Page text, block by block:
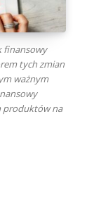
finansowy
tych zmian
ważnym
produktów na